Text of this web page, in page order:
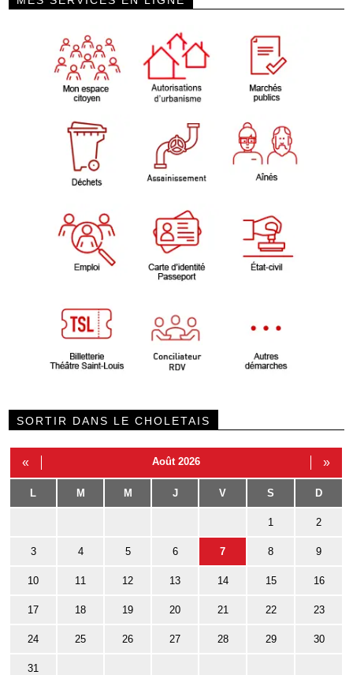
SORTIR DANS LE CHOLETAIS
« Août 2026 »
L M M J V S D
1 2
3 4 5 6 7 8 9
10 11 12 13 14 15 16
17 18 19 20 21 22 23
24 25 26 27 28 29 30
31